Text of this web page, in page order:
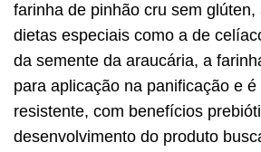
farinha de pinhão cru sem
dietas especiais como a de
da semente da araucária, a
para aplicação na panificação e
resistente, com benefícios
desenvolvimento do produto